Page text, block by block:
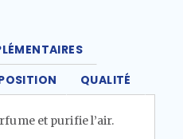
QUALITÉ
et purifie l’air.